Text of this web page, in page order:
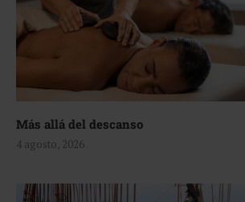
Más allá del descanso
4 agosto, 2026